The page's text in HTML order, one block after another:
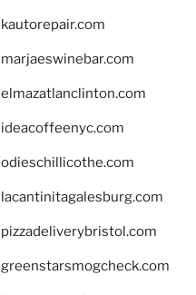
kautorepair.com
marjaeswinebar.com
elmazatlanclinton.com
ideacoffeenyc.com
odieschillicothe.com
lacantinitagalesburg.com
pizzadeliverybristol.com
greenstarsmogcheck.com